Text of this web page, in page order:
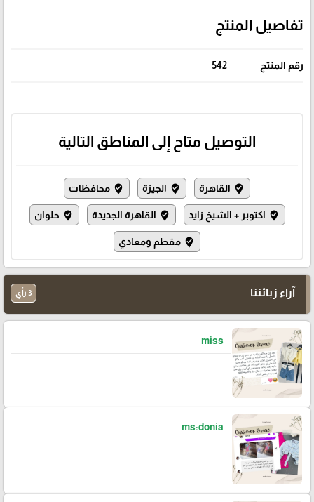
تفاصيل المنتج
رقم المنتج 542
التوصيل متاح إلى المناطق التالية
where_to_vote القاهرة where_to_vote الجيزة where_to_vote محافظات
where_to_vote اكتوبر + الشيخ زايد where_to_vote القاهرة الجديدة where_to_vote حلوان
where_to_vote مقطم ومعادي
آراء زبائننا 3 رأي
miss
ms:donia